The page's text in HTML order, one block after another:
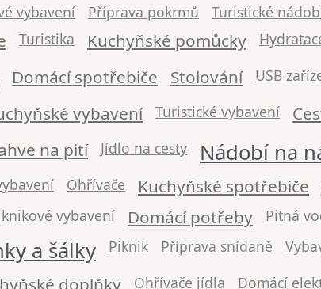
vybavení Příprava pokrmů Turistické
Turistika Kuchyňské pomůcky
Domácí spotřebiče Stolování USB
vybavení Turistické vybavení
na pití Jídlo na cesty Nádobí na
Ohřívače Kuchyňské spotřebiče
vybavení Domácí potřeby Pitná
a šálky Piknik Příprava snídaně
doplňky Ohřívače jídla Domácí